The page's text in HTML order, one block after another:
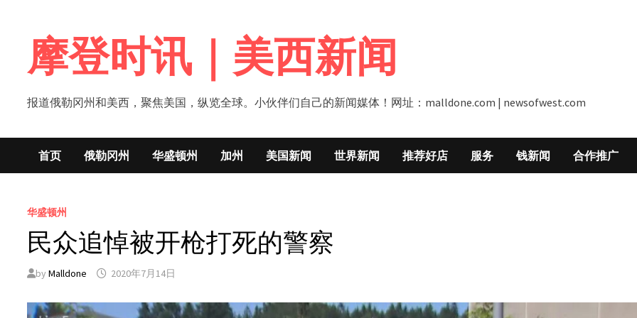
content摩登时讯｜美西新闻
报道俄勒冈州和美西，聚焦美国，纵览全球。小伙伴们自己的新闻媒体！网址：malldone.com | newsofwest.com
首页 俄勒冈州 华盛顿州 加州 美国新闻 世界新闻 推荐好店 服务 钱新闻 合作推广
华盛顿州
民众追悼被开枪打死的警察
byMalldone 2020年7月14日